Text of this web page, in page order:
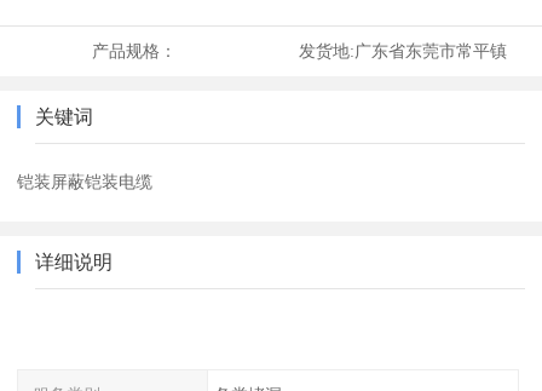
产品规格： 发货地:广东省东莞市常平镇
关键词
铠装屏蔽铠装电缆
详细说明